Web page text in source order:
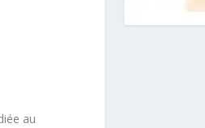
au